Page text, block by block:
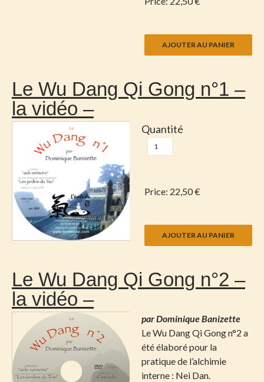
Le Wu Dang Qi Gong n°1 –
la vidéo –
Quantité
Price: 22,50 €
Le Wu Dang Qi Gong n°2 –
la vidéo –
par Dominique Banizette
Le Wu Dang Qi Gong n°2 a
été élaboré pour la
pratique de l’alchimie
interne : Nei Dan.